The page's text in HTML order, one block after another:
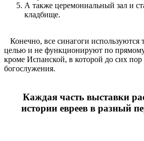
А также церемониальный зал и
кладбище.
Конечно, все синагоги используются
целью и не функционируют по
кроме Испанской, в которой до сих пор
богослужения.
Каждая часть выставки
истории евреев в разный